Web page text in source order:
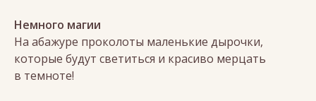
Немного магии
На абажуре проколоты маленькие дырочки,
которые будут светиться и красиво мерцать
в темноте!